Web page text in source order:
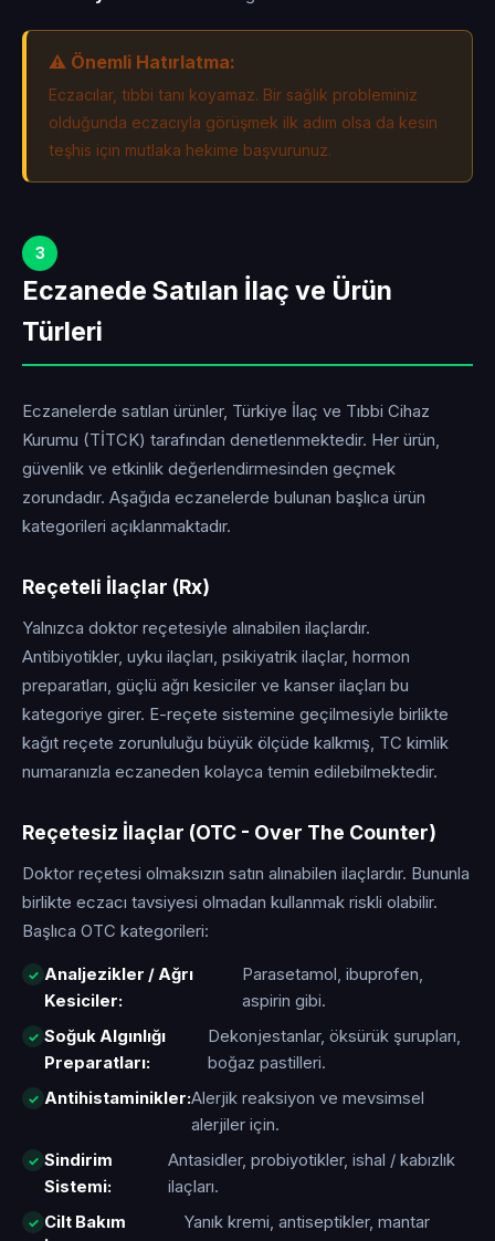
⚠️ Önemli Hatırlatma:
Eczacılar, tıbbi tanı koyamaz. Bir sağlık probleminiz
olduğunda eczacıyla görüşmek ilk adım olsa da kesin
teşhis için mutlaka hekime başvurunuz.
3
Eczanede Satılan İlaç ve Ürün
Türleri
Eczanelerde satılan ürünler, Türkiye İlaç ve Tıbbi Cihaz
Kurumu (TİTCK) tarafından denetlenmektedir. Her ürün,
güvenlik ve etkinlik değerlendirmesinden geçmek
zorundadır. Aşağıda eczanelerde bulunan başlıca ürün
kategorileri açıklanmaktadır.
Reçeteli İlaçlar (Rx)
Yalnızca doktor reçetesiyle alınabilen ilaçlardır.
Antibiyotikler, uyku ilaçları, psikiyatrik ilaçlar, hormon
preparatları, güçlü ağrı kesiciler ve kanser ilaçları bu
kategoriye girer. E-reçete sistemine geçilmesiyle birlikte
kağıt reçete zorunluluğu büyük ölçüde kalkmış, TC kimlik
numaranızla eczaneden kolayca temin edilebilmektedir.
Reçetesiz İlaçlar (OTC - Over The Counter)
Doktor reçetesi olmaksızın satın alınabilen ilaçlardır. Bununla
birlikte eczacı tavsiyesi olmadan kullanmak riskli olabilir.
Başlıca OTC kategorileri:
Analjezikler / Ağrı
Kesiciler:
Parasetamol, ibuprofen,
aspirin gibi.
Soğuk Algınlığı
Preparatları:
Dekonjestanlar, öksürük şurupları,
boğaz pastilleri.
Antihistaminikler:Alerjik reaksiyon ve mevsimsel
alerjiler için.
Sindirim
Sistemi:
Antasidler, probiyotikler, ishal / kabızlık
ilaçları.
Cilt Bakım
Yanık kremi, antiseptikler, mantar